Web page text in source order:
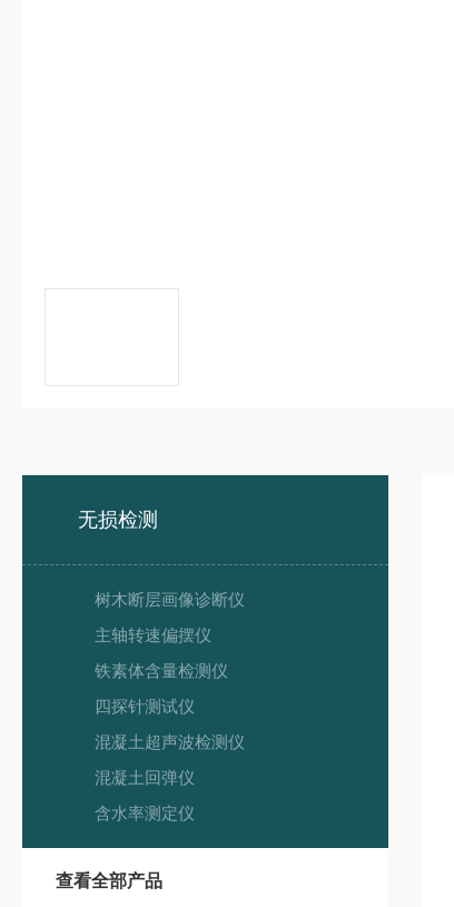
无损检测
树木断层画像诊断仪
主轴转速偏摆仪
铁素体含量检测仪
四探针测试仪
混凝土超声波检测仪
混凝土回弹仪
含水率测定仪
查看全部产品